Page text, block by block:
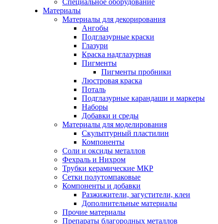
Специальное оборудование
Материалы
Материалы для декорирования
Ангобы
Подглазурные краски
Глазури
Краска надглазурная
Пигменты
Пигменты пробники
Люстровая краска
Поталь
Подглазурные карандаши и маркеры
Наборы
Добавки и среды
Материалы для моделирования
Скульптурный пластилин
Компоненты
Соли и оксиды металлов
Фехраль и Нихром
Трубки керамические МКР
Сетки полутомпаковые
Компоненты и добавки
Разжижители, загустители, клеи
Дополнительные материалы
Прочие материалы
Препараты благородных металлов